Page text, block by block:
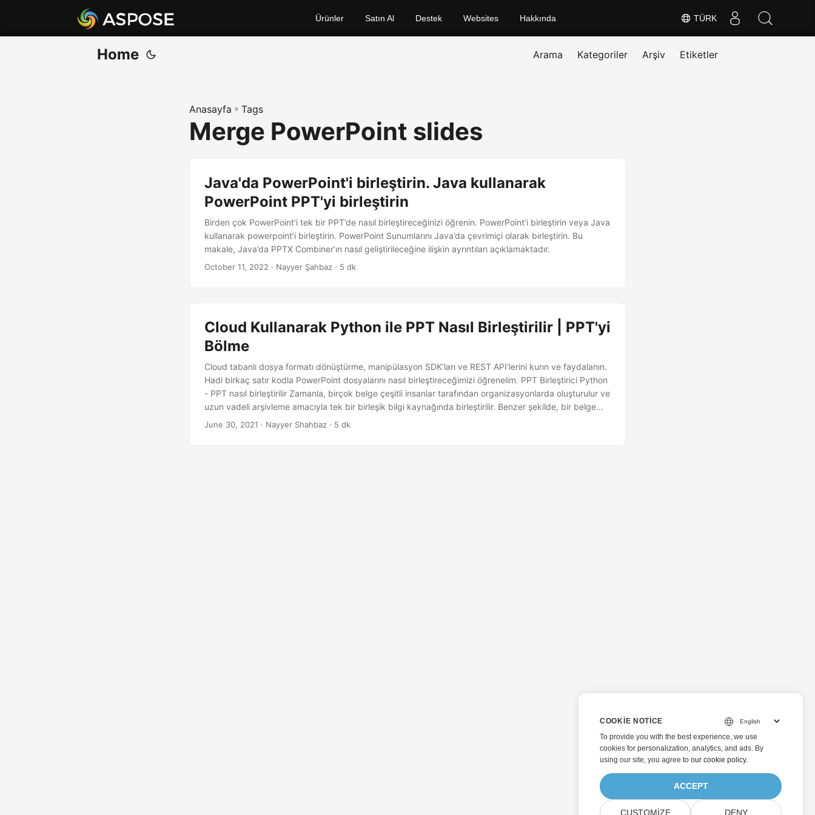
TÜRK
Ürünler Satın Al Destek Websites Hakkında
Home Arama Kategoriler Arşiv Etiketler
Anasayfa » Tags
Merge PowerPoint slides
Java'da PowerPoint'i birleştirin. Java kullanarak
PowerPoint PPT'yi birleştirin
Birden çok PowerPoint’i tek bir PPT’de nasıl birleştireceğinizi öğrenin. PowerPoint’i birleştirin veya Java
kullanarak powerpoint’i birleştirin. PowerPoint Sunumlarını Java’da çevrimiçi olarak birleştirin. Bu
makale, Java’da PPTX Combiner’ın nasıl geliştirileceğine ilişkin ayrıntıları açıklamaktadır.
October 11, 2022 · Nayyer Şahbaz · 5 dk
Cloud Kullanarak Python ile PPT Nasıl Birleştirilir | PPT'yi
Bölme
Cloud tabanlı dosya formatı dönüştürme, manipülasyon SDK’ları ve REST API’lerini kurın ve faydalanın.
Hadi birkaç satır kodla PowerPoint dosyalarını nasıl birleştireceğimizi öğrenelim. PPT Birleştirici Python
- PPT nasıl birleştirilir Zamanla, birçok belge çeşitli insanlar tarafından organizasyonlarda oluşturulur ve
uzun vadeli arşivleme amacıyla tek bir birleşik bilgi kaynağında birleştirilir. Benzer şekilde, bir belge
tüm insanlarla paylaşılamayacak kadar fazla detay içerebilir, bu nedenle gereksinimlere göre belgenin
June 30, 2021 · Nayyer Shahbaz · 5 dk
COOKIE NOTICE
To provide you with the best experience, we use
cookies for personalization, analytics, and ads. By
using our site, you agree to our cookie policy.
ACCEPT
CUSTOMIZE DENY